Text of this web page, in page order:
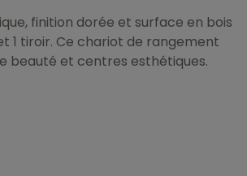
finition dorée et surface en bois
1 tiroir. Ce chariot de rangement
beauté et centres esthétiques.